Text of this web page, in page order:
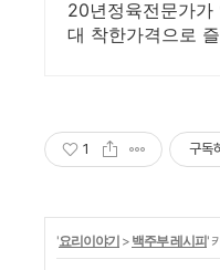
20년정육전문가가
대 착한가격으로
1 구독
'요리이야기 > 백주부 레시피'